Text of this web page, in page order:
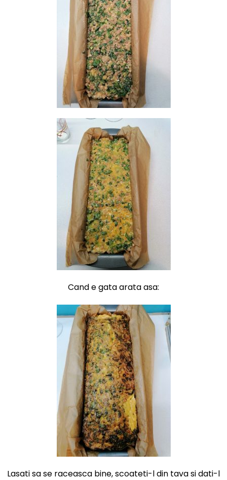
Cand e gata arata asa:
Lasati sa se raceasca bine, scoateti-l din tava si dati-l